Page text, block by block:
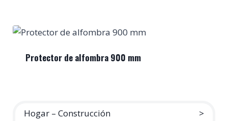
Protector de alfombra 900 mm
Hogar – Construcción